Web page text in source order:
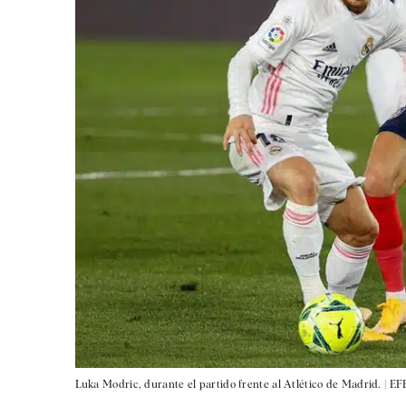
Luka Modric, durante el partido frente al Atlético de Madrid. |